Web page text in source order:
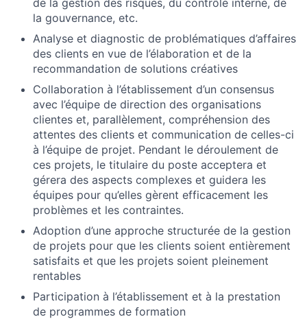
la gouvernance, etc.
Analyse et diagnostic de problématiques d’affaires
des clients en vue de l’élaboration et de la
recommandation de solutions créatives
Collaboration à l’établissement d’un consensus
avec l’équipe de direction des organisations
clientes et, parallèlement, compréhension des
attentes des clients et communication de celles-ci
à l’équipe de projet. Pendant le déroulement de
ces projets, le titulaire du poste acceptera et
gérera des aspects complexes et guidera les
équipes pour qu’elles gèrent efficacement les
problèmes et les contraintes.
Adoption d’une approche structurée de la gestion
de projets pour que les clients soient entièrement
satisfaits et que les projets soient pleinement
rentables
Participation à l’établissement et à la prestation
de programmes de formation